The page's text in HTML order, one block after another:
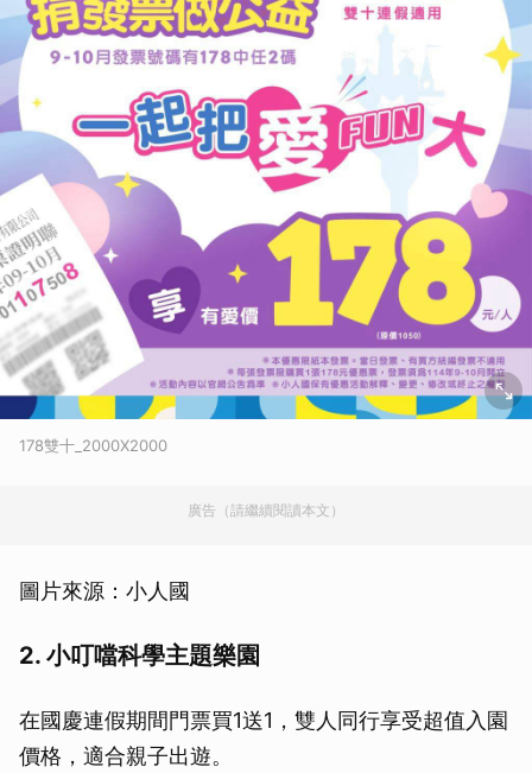
178雙十_2000X2000
廣告（請繼續閱讀本文）
圖片來源：小人國
2. 小叮噹科學主題樂園
在國慶連假期間門票買1送1，雙人同行享受超值入園
價格，適合親子出遊。